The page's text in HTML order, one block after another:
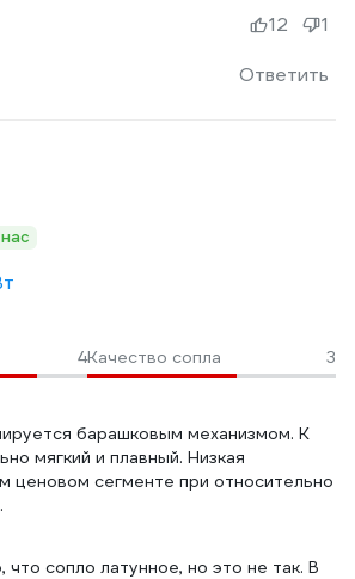
Ответить
12 1
4Качество сопла 3
барашковым механизмом. К
мягкий и плавный. Низкая
ценовом сегменте при относительно
что сопло латунное, но это не так. В